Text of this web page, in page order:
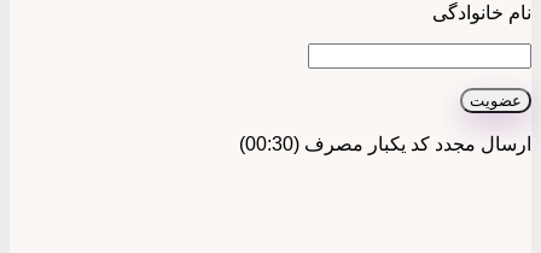
نام خانوادگی
عضویت
ارسال مجدد کد یکبار مصرف (00:
30
)